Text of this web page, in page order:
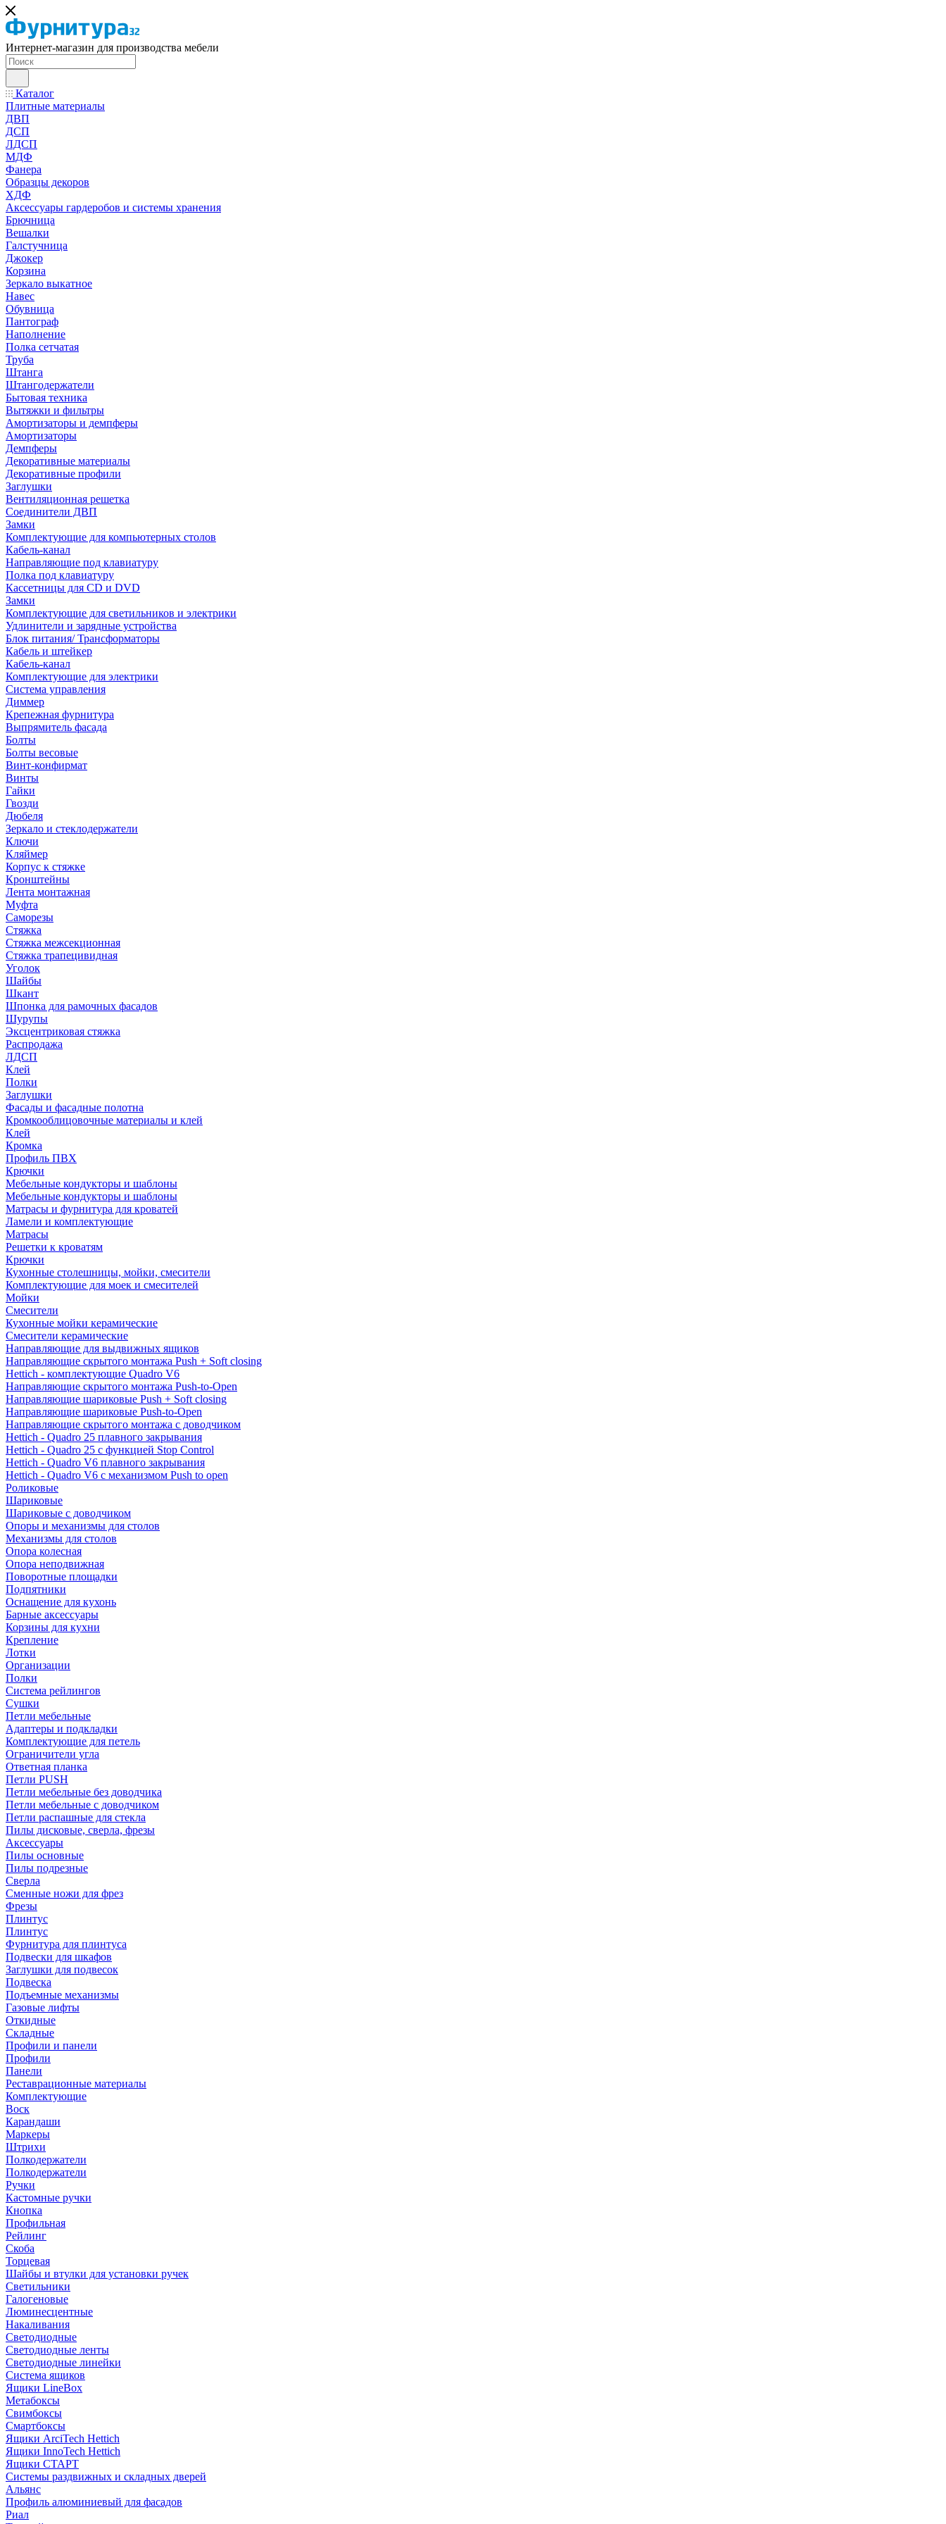
Интернет-магазин для производства мебели
Каталог
Плитные материалы
ДВП
ДСП
ЛДСП
МДФ
Фанера
Образцы декоров
ХДФ
Аксессуары гардеробов и системы хранения
Брючница
Вешалки
Галстучница
Джокер
Корзина
Зеркало выкатное
Навес
Обувница
Пантограф
Наполнение
Полка сетчатая
Труба
Штанга
Штангодержатели
Бытовая техника
Вытяжки и фильтры
Амортизаторы и демпферы
Амортизаторы
Демпферы
Декоративные материалы
Декоративные профили
Заглушки
Вентиляционная решетка
Соединители ДВП
Замки
Комплектующие для компьютерных столов
Кабель-канал
Направляющие под клавиатуру
Полка под клавиатуру
Кассетницы для CD и DVD
Замки
Комплектующие для светильников и электрики
Удлинители и зарядные устройства
Блок питания/ Трансформаторы
Кабель и штейкер
Кабель-канал
Комплектующие для электрики
Система управления
Диммер
Крепежная фурнитура
Выпрямитель фасада
Болты
Болты весовые
Винт-конфирмат
Винты
Гайки
Гвозди
Дюбеля
Зеркало и стеклодержатели
Ключи
Кляймер
Корпус к стяжке
Кронштейны
Лента монтажная
Муфта
Саморезы
Стяжка
Стяжка межсекционная
Стяжка трапецивидная
Уголок
Шайбы
Шкант
Шпонка для рамочных фасадов
Шурупы
Эксцентриковая стяжка
Распродажа
ЛДСП
Клей
Полки
Заглушки
Фасады и фасадные полотна
Кромкооблицовочные материалы и клей
Клей
Кромка
Профиль ПВХ
Крючки
Мебельные кондукторы и шаблоны
Мебельные кондукторы и шаблоны
Матрасы и фурнитура для кроватей
Ламели и комплектующие
Матрасы
Решетки к кроватям
Крючки
Кухонные столешницы, мойки, смесители
Комплектующие для моек и смесителей
Мойки
Смесители
Кухонные мойки керамические
Смесители керамические
Направляющие для выдвижных ящиков
Направляющие скрытого монтажа Push + Soft closing
Hettich - комплектующие Quadro V6
Направляющие скрытого монтажа Push-to-Open
Направляющие шариковые Push + Soft closing
Направляющие шариковые Push-to-Open
Направляющие скрытого монтажа с доводчиком
Hettich - Quadro 25 плавного закрывания
Hettich - Quadro 25 с функцией Stop Control
Hettich - Quadro V6 плавного закрывания
Hettich - Quadro V6 с механизмом Push to open
Роликовые
Шариковые
Шариковые с доводчиком
Опоры и механизмы для столов
Механизмы для столов
Опора колесная
Опора неподвижная
Поворотные площадки
Подпятники
Оснащение для кухонь
Барные аксессуары
Корзины для кухни
Крепление
Лотки
Организации
Полки
Система рейлингов
Сушки
Петли мебельные
Адаптеры и подкладки
Комплектующие для петель
Ограничители угла
Ответная планка
Петли PUSH
Петли мебельные без доводчика
Петли мебельные с доводчиком
Петли распашные для стекла
Пилы дисковые, сверла, фрезы
Аксессуары
Пилы основные
Пилы подрезные
Сверла
Сменные ножи для фрез
Фрезы
Плинтус
Плинтус
Фурнитура для плинтуса
Подвески для шкафов
Заглушки для подвесок
Подвеска
Подъемные механизмы
Газовые лифты
Откидные
Складные
Профили и панели
Профили
Панели
Реставрационные материалы
Комплектующие
Воск
Карандаши
Маркеры
Штрихи
Полкодержатели
Полкодержатели
Ручки
Кастомные ручки
Кнопка
Профильная
Рейлинг
Скоба
Торцевая
Шайбы и втулки для установки ручек
Светильники
Галогеновые
Люминесцентные
Накаливания
Светодиодные
Светодиодные ленты
Светодиодные линейки
Система ящиков
Ящики LineBox
Метабоксы
Свимбоксы
Смартбоксы
Ящики ArciTech Hettich
Ящики InnoTech Hettich
Ящики СТАРТ
Системы раздвижных и складных дверей
Альянс
Профиль алюминиевый для фасадов
Риал